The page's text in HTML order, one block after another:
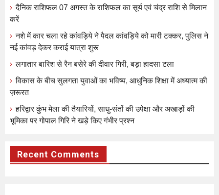
दैनिक राशिफल 07 अगस्त के राशिफल का सूर्य एवं चंद्र राशि से मिलान
करें
नशे में कार चला रहे कांवड़िये ने पैदल कांवड़िये को मारी टक्कर, पुलिस ने
नई कांवड़ देकर कराई यात्रा शुरू
लगातार बारिश से रैन बसेरे की दीवार गिरी, बड़ा हादसा टला
विकास के बीच सुलगता युवाओं का भविष्य, आधुनिक शिक्षा में अध्यात्म की
ज़रूरत
हरिद्वार कुंभ मेला की तैयारियों, साधु-संतों की उपेक्षा और अखाड़ों की
भूमिका पर गोपाल गिरि ने खड़े किए गंभीर प्रश्न
Recent Comments